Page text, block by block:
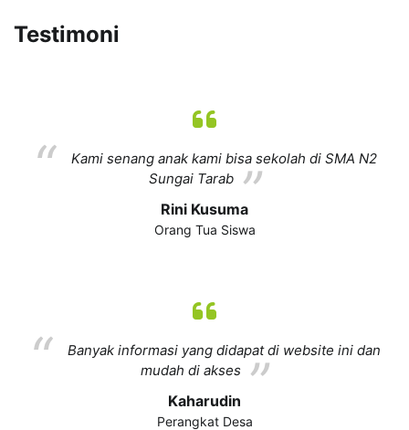
Testimoni
Kami senang anak kami bisa sekolah di SMA N2
Sungai Tarab
Rini Kusuma
Orang Tua Siswa
Banyak informasi yang didapat di website ini dan
mudah di akses
Kaharudin
Perangkat Desa